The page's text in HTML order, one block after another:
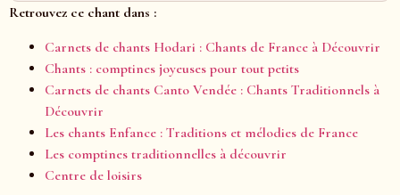
Retrouvez ce chant dans :
Carnets de chants Hodari : Chants de France à Découvrir
Chants : comptines joyeuses pour tout petits
Carnets de chants Canto Vendée : Chants Traditionnels à
Découvrir
Les chants Enfance : Traditions et mélodies de France
Les comptines traditionnelles à découvrir
Centre de loisirs